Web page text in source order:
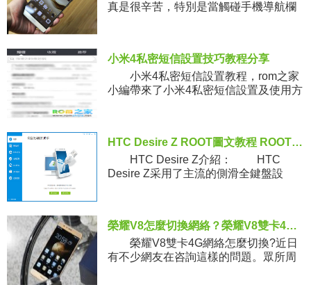
真是很辛苦，特別是當觸碰手機導航欄
小米4私密短信設置技巧教程分享
小米4私密短信設置教程，rom之家
小編帶來了小米4私密短信設置及使用方
HTC Desire Z ROOT圖文教程 ROOT工具下載
HTC Desire Z介紹： HTC
Desire Z采用了主流的側滑全鍵盤設
榮耀V8怎麼切換網絡？榮耀V8雙卡4G網絡切換方法
榮耀V8雙卡4G網絡怎麼切換?近日
有不少網友在咨詢這樣的問題。眾所周